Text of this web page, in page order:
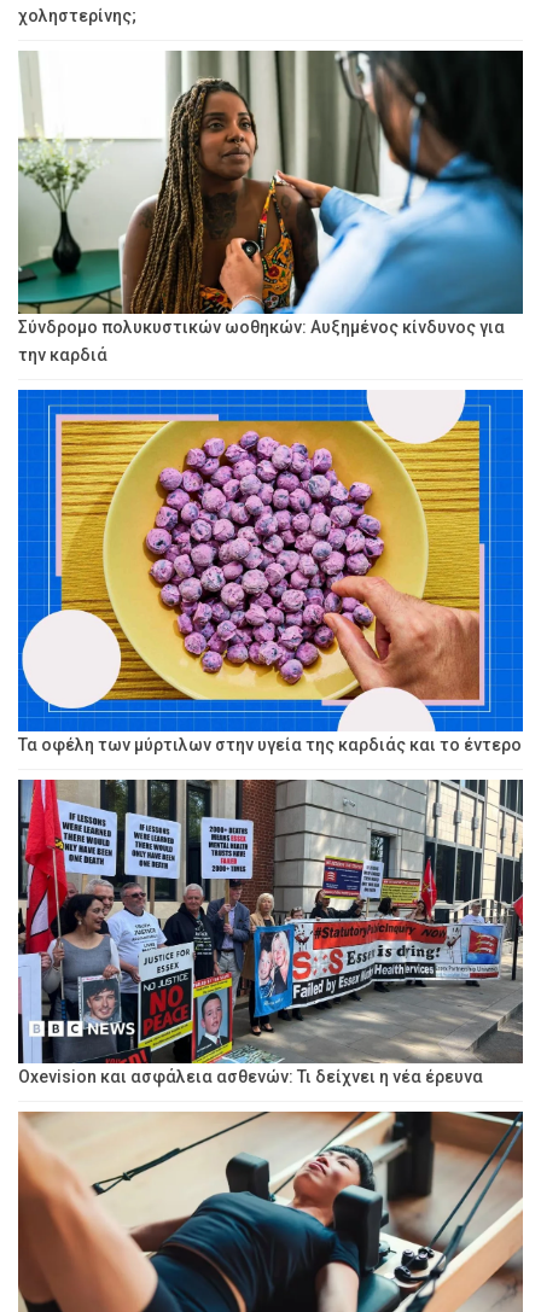
χοληστερίνης;
Σύνδρομο πολυκυστικών ωοθηκών: Αυξημένος κίνδυνος για
την καρδιά
Τα οφέλη των μύρτιλων στην υγεία της καρδιάς και το έντερο
Oxevision και ασφάλεια ασθενών: Τι δείχνει η νέα έρευνα